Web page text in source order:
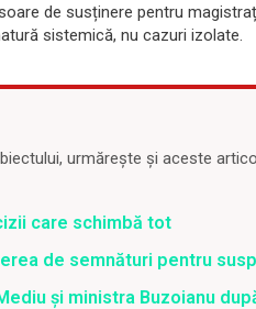
de susținere pentru
sistemică, nu cazuri izolate.
urmărește și aceste
care schimbă tot
de semnături pentru
şi ministra Buzoianu